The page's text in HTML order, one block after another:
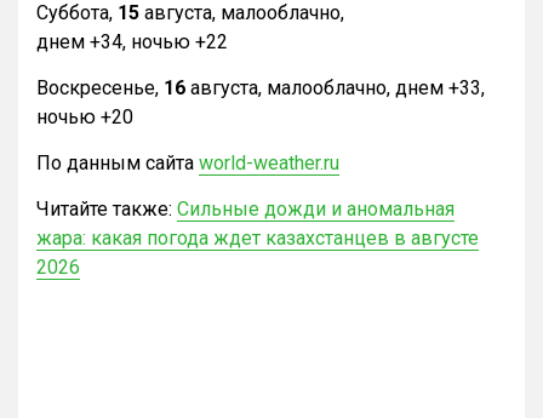
Суббота, 15 августа, малооблачно,
днем +34, ночью +22
Воскресенье, 16 августа, малооблачно, днем +33,
ночью +20
По данным сайта world-weather.ru
Читайте также: Сильные дожди и аномальная
жара: какая погода ждет казахстанцев в августе
2026